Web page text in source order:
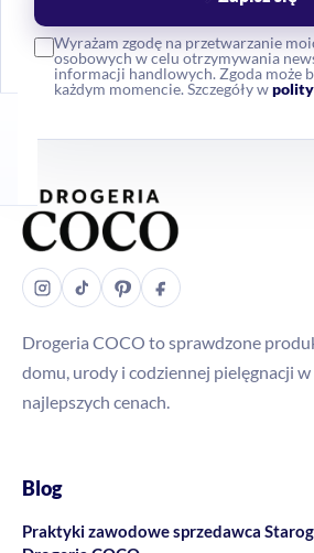
Wyrażam zgodę na przetwarzanie
osobowych w celu otrzymywania
informacji handlowych. Zgoda może
każdym momencie. Szczegóły w
Drogeria COCO to sprawdzone
domu, urody i codziennej pielęgnacji w
najlepszych cenach.
Blog
Praktyki zawodowe sprzedawca